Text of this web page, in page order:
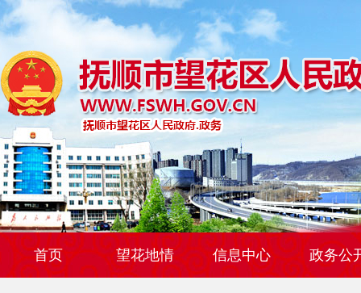
首页 望花地情 信息中心 政务公